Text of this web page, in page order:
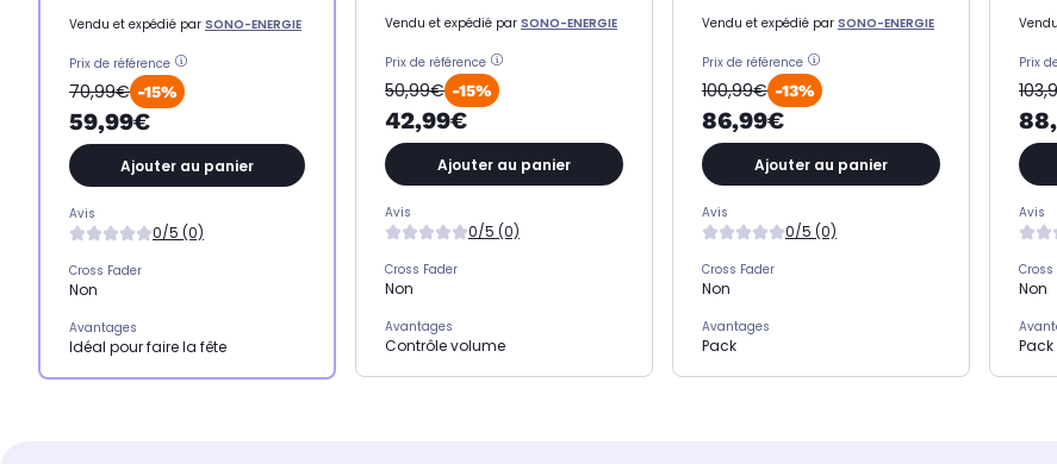
Vendu et expédié par SONO-ENERGIE
Prix de référence
70,99€ -15%
59,99€
Ajouter au panier
Avis
0/5 (0)
Cross Fader
Non
Avantages
Idéal pour faire la fête
Vendu et expédié par SONO-ENERGIE
Prix de référence
50,99€ -15%
42,99€
Ajouter au panier
Avis
0/5 (0)
Cross Fader
Non
Avantages
Contrôle volume
Vendu et expédié par SONO-ENERGIE
Prix de référence
100,99€ -13%
86,99€
Ajouter au panier
Avis
0/5 (0)
Cross Fader
Non
Avantages
Pack
Prix
Avis
Cross
Non
Pack